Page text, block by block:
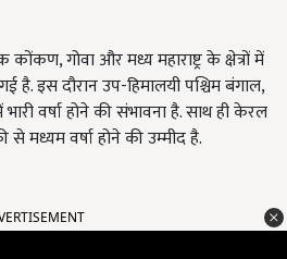
गोवा और मध्य महाराष्ट्र के क्षेत्रों में
है. इस दौरान उप-हिमालयी पश्चिम बंगाल,
वर्षा होने की संभावना है. साथ ही केरल
मध्यम वर्षा होने की उम्मीद है.